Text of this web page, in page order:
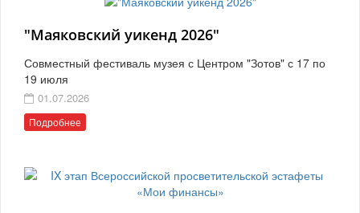
"Маяковский уикенд 2026"
Совместный фестиваль музея с Центром "Зотов" с 17 по
19 июля
01.07.2026
Подробнее